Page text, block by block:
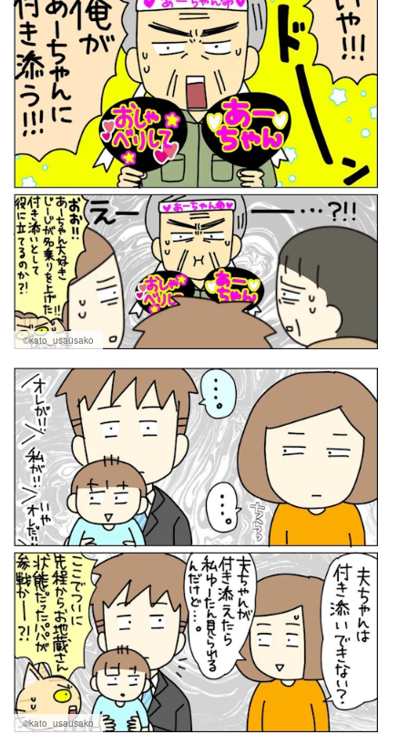
©kato_usausako
©kato_usausako